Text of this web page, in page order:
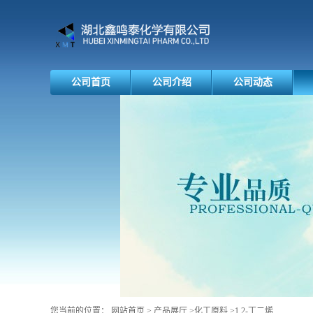
公司首页 公司介绍 公司动态
您当前的位置： 网站首页 > 产品展厅 >化工原料 >1,2-丁二烯